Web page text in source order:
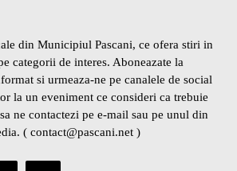
din Municipiul Pascani, ce ofera stiri in
categorii de interes. Aboneazate la
si urmeaza-ne pe canalele de social
la un eveniment ce consideri ca trebuie
ne contactezi pe e-mail sau pe unul din
( contact@pascani.net )